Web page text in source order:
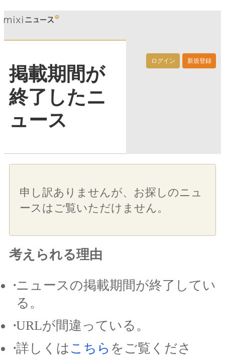
ログイン 新規登録
掲載期間が
終了したニ
ュース
申し訳ありませんが、お探しのニュ
ースはご覧いただけません。
考えられる理由
ニュースの掲載期間が終了してい
る。
URLが間違っている。
詳しくは こちら をご覧くださ